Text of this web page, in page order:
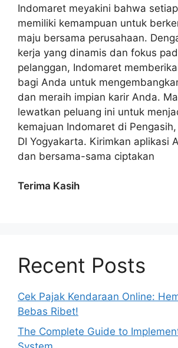
Indomaret meyakini bahwa
memiliki kemampuan untuk
maju bersama perusahaan.
kerja yang dinamis dan fokus
pelanggan, Indomaret
bagi Anda untuk
dan meraih impian karir Anda.
lewatkan peluang ini untuk
kemajuan Indomaret di Pengasih,
DI Yogyakarta. Kirimkan aplikasi
dan bersama-sama ciptakan
Terima Kasih
Recent Posts
Cek Pajak Kendaraan Online:
Bebas Ribet!
The Complete Guide to